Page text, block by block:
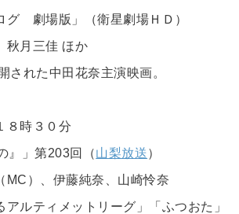
グ 劇場版」（衛星劇場ＨＤ）
秋月三佳 ほか
された中田花奈主演映画。
８時３０分
』」第203回（山梨放送）
MC）、伊藤純奈、山崎怜奈
アルティメットリーグ」「ふつおた」